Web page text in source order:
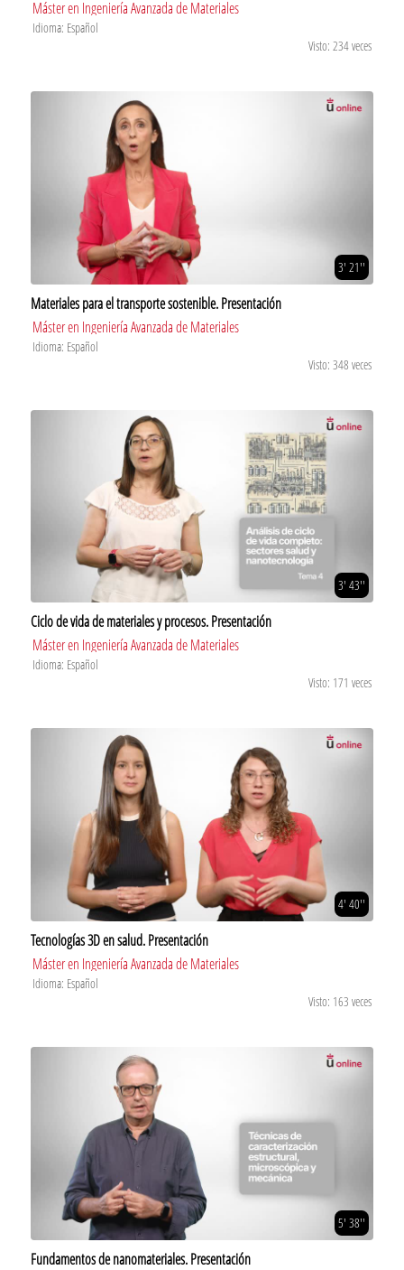
Máster en Ingeniería Avanzada de Materiales
Idioma: Español
Visto: 234 veces
3' 21''
Materiales para el transporte sostenible. Presentación
Máster en Ingeniería Avanzada de Materiales
Idioma: Español
Visto: 348 veces
3' 43''
Ciclo de vida de materiales y procesos. Presentación
Máster en Ingeniería Avanzada de Materiales
Idioma: Español
Visto: 171 veces
4' 40''
Tecnologías 3D en salud. Presentación
Máster en Ingeniería Avanzada de Materiales
Idioma: Español
Visto: 163 veces
5' 38''
Fundamentos de nanomateriales. Presentación